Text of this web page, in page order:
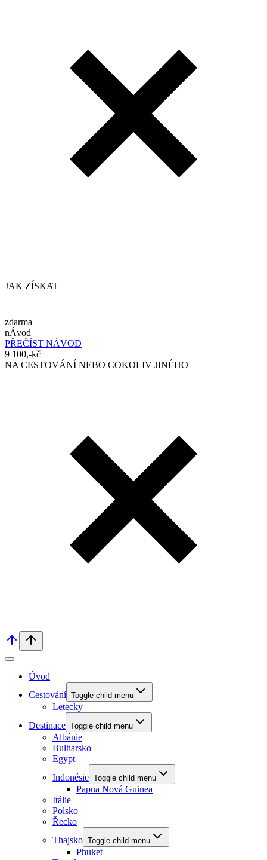
JAK ZÍSKAT
zdarma
nÁvod
PŘEČÍST NÁVOD
9 100,-kč
NA CESTOVÁNÍ NEBO COKOLIV JINÉHO
Úvod
Cestování Toggle child menu
Letecky
Destinace Toggle child menu
Albánie
Bulharsko
Egypt
Indonésie Toggle child menu
Papua Nová Guinea
Itálie
Polsko
Řecko
Thajsko Toggle child menu
Phuket